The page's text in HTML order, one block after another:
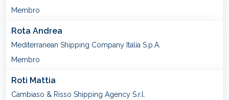
Membro
Rota Andrea
Mediterranean Shipping Company Italia S.p.A.
Membro
Roti Mattia
Cambiaso & Risso Shipping Agency S.r.l.